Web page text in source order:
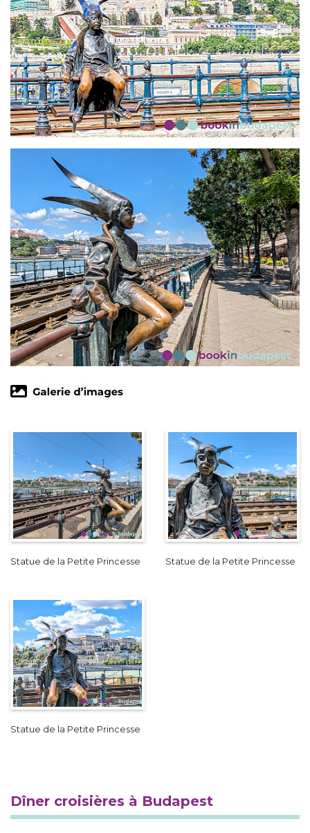
Statue de la Petite Princesse Statue de la Petite Princesse
Statue de la Petite Princesse
Dîner croisières à Budapest